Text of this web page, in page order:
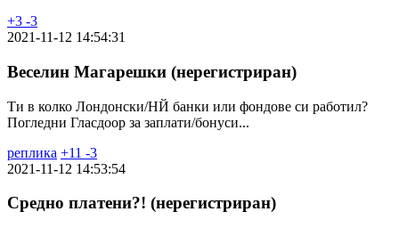
+3 -3
2021-11-12 14:54:31
Веселин Магарешки (нерегистриран)
Ти в колко Лондонски/НЙ банки или фондове си работил?
Погледни Гласдоор за заплати/бонуси...
реплика +11 -3
2021-11-12 14:53:54
Средно платени?! (нерегистриран)